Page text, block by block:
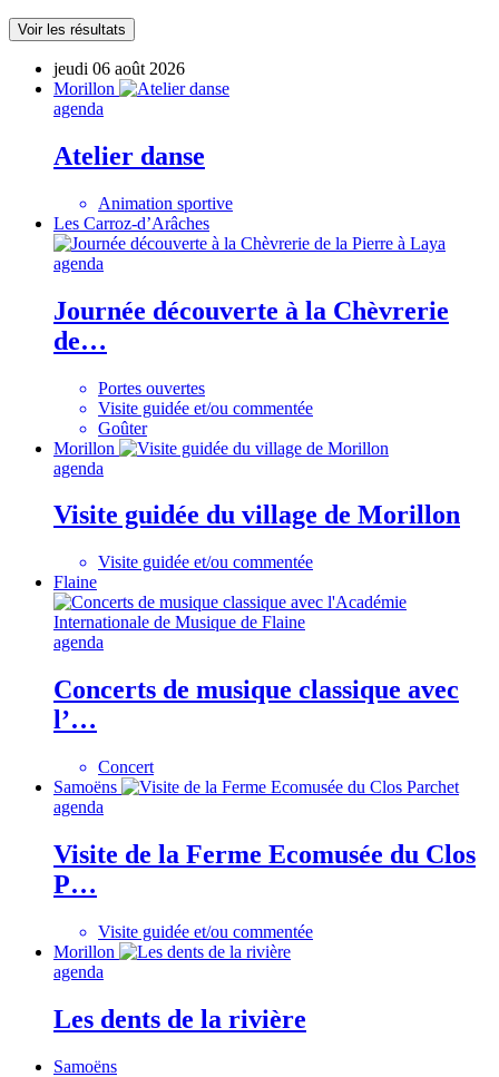
Voir les résultats
jeudi 06 août 2026
Morillon
agenda
Atelier danse
Animation sportive
Les Carroz-d’Arâches
agenda
Journée découverte à la Chèvrerie
de…
Portes ouvertes
Visite guidée et/ou commentée
Goûter
Morillon
agenda
Visite guidée du village de Morillon
Visite guidée et/ou commentée
Flaine
agenda
Concerts de musique classique avec
l’…
Concert
Samoëns
agenda
Visite de la Ferme Ecomusée du Clos
P…
Visite guidée et/ou commentée
Morillon
agenda
Les dents de la rivière
Samoëns